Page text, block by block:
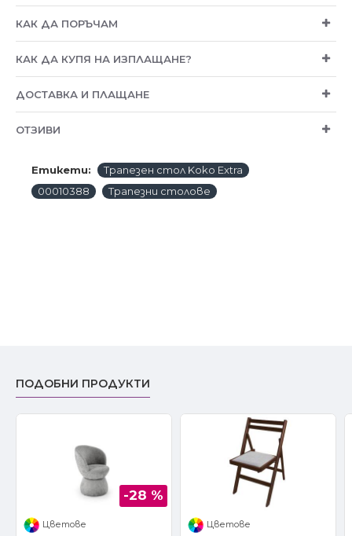
КАК ДА ПОРЪЧАМ
КАК ДА КУПЯ НА ИЗПЛАЩАНЕ?
ДОСТАВКА И ПЛАЩАНЕ
ОТЗИВИ
Етикети:
Трапезен стол Koko Extra
00010388
Трапезни столове
ПОДОБНИ ПРОДУКТИ
-28 %
Цветове Цветове